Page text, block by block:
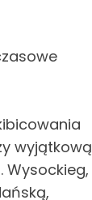
wyjątkową
Wysockieg,